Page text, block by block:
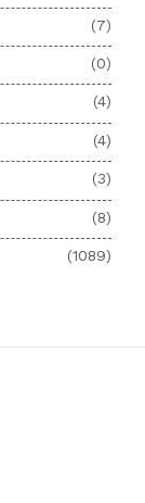
(7)
(0)
(4)
(4)
(3)
(8)
(1089)